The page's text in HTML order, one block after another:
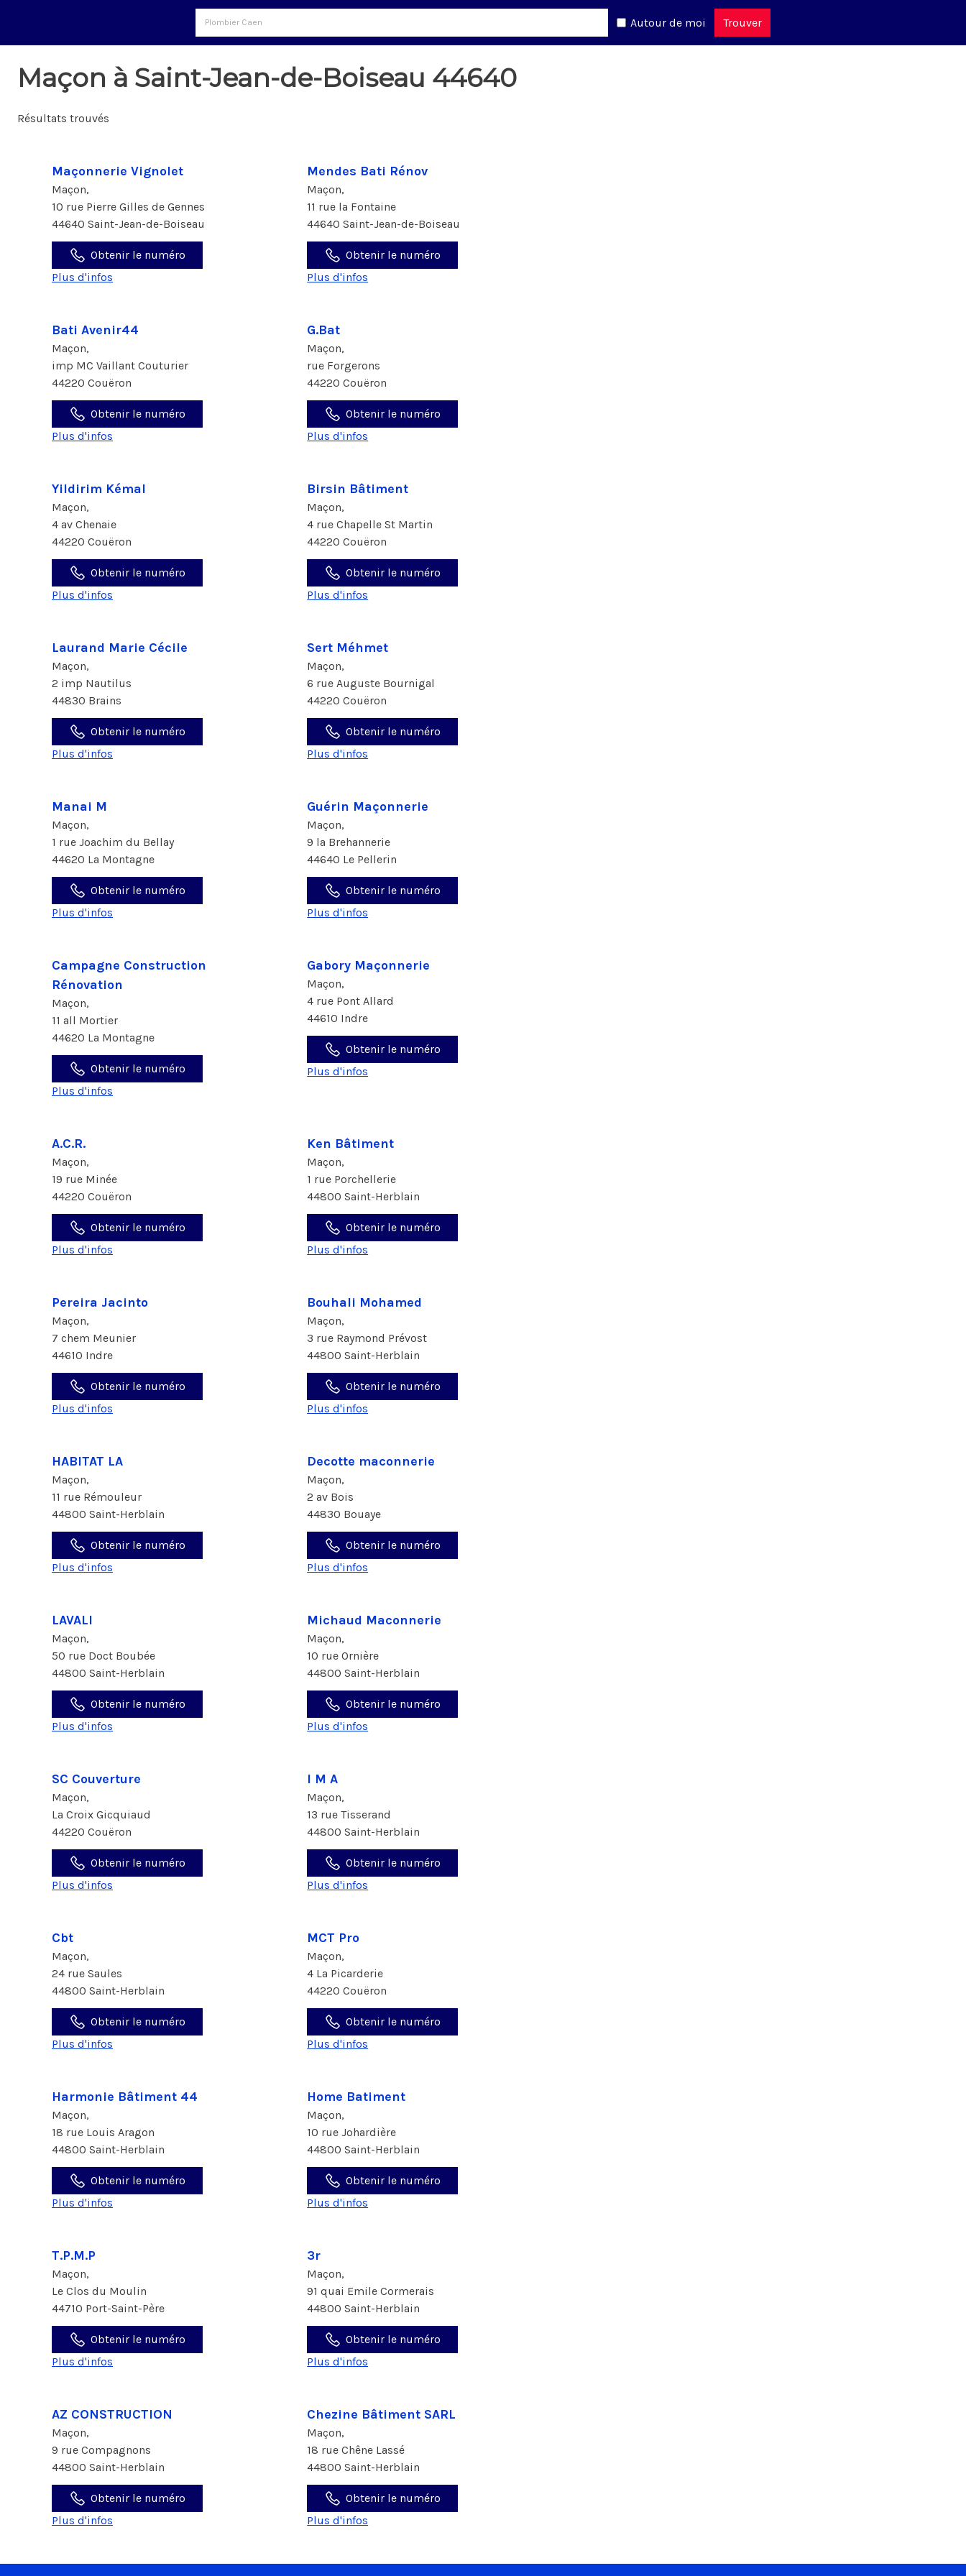
Autour de moi Trouver
Maçon à Saint-Jean-de-Boiseau 44640
Résultats trouvés
Maçonnerie Vignolet
Maçon,
10 rue Pierre Gilles de Gennes
44640 Saint-Jean-de-Boiseau
Obtenir le numéro
Plus d'infos
Mendes Bati Rénov
Maçon,
11 rue la Fontaine
44640 Saint-Jean-de-Boiseau
Obtenir le numéro
Plus d'infos
Bati Avenir44
Maçon,
imp MC Vaillant Couturier
44220 Couëron
Obtenir le numéro
Plus d'infos
G.Bat
Maçon,
rue Forgerons
44220 Couëron
Obtenir le numéro
Plus d'infos
Yildirim Kémal
Maçon,
4 av Chenaie
44220 Couëron
Obtenir le numéro
Plus d'infos
Birsin Bâtiment
Maçon,
4 rue Chapelle St Martin
44220 Couëron
Obtenir le numéro
Plus d'infos
Laurand Marie Cécile
Maçon,
2 imp Nautilus
44830 Brains
Obtenir le numéro
Plus d'infos
Sert Méhmet
Maçon,
6 rue Auguste Bournigal
44220 Couëron
Obtenir le numéro
Plus d'infos
Manai M
Maçon,
1 rue Joachim du Bellay
44620 La Montagne
Obtenir le numéro
Plus d'infos
Guérin Maçonnerie
Maçon,
9 la Brehannerie
44640 Le Pellerin
Obtenir le numéro
Plus d'infos
Campagne Construction
Rénovation
Maçon,
11 all Mortier
44620 La Montagne
Obtenir le numéro
Plus d'infos
Gabory Maçonnerie
Maçon,
4 rue Pont Allard
44610 Indre
Obtenir le numéro
Plus d'infos
A.C.R.
Maçon,
19 rue Minée
44220 Couëron
Obtenir le numéro
Plus d'infos
Ken Bâtiment
Maçon,
1 rue Porchellerie
44800 Saint-Herblain
Obtenir le numéro
Plus d'infos
Pereira Jacinto
Maçon,
7 chem Meunier
44610 Indre
Obtenir le numéro
Plus d'infos
Bouhali Mohamed
Maçon,
3 rue Raymond Prévost
44800 Saint-Herblain
Obtenir le numéro
Plus d'infos
HABITAT LA
Maçon,
11 rue Rémouleur
44800 Saint-Herblain
Obtenir le numéro
Plus d'infos
Decotte maconnerie
Maçon,
2 av Bois
44830 Bouaye
Obtenir le numéro
Plus d'infos
LAVALI
Maçon,
50 rue Doct Boubée
44800 Saint-Herblain
Obtenir le numéro
Plus d'infos
Michaud Maconnerie
Maçon,
10 rue Ornière
44800 Saint-Herblain
Obtenir le numéro
Plus d'infos
SC Couverture
Maçon,
La Croix Gicquiaud
44220 Couëron
Obtenir le numéro
Plus d'infos
I M A
Maçon,
13 rue Tisserand
44800 Saint-Herblain
Obtenir le numéro
Plus d'infos
Cbt
Maçon,
24 rue Saules
44800 Saint-Herblain
Obtenir le numéro
Plus d'infos
MCT Pro
Maçon,
4 La Picarderie
44220 Couëron
Obtenir le numéro
Plus d'infos
Harmonie Bâtiment 44
Maçon,
18 rue Louis Aragon
44800 Saint-Herblain
Obtenir le numéro
Plus d'infos
Home Batiment
Maçon,
10 rue Johardière
44800 Saint-Herblain
Obtenir le numéro
Plus d'infos
T.P.M.P
Maçon,
Le Clos du Moulin
44710 Port-Saint-Père
Obtenir le numéro
Plus d'infos
3r
Maçon,
91 quai Emile Cormerais
44800 Saint-Herblain
Obtenir le numéro
Plus d'infos
AZ CONSTRUCTION
Maçon,
9 rue Compagnons
44800 Saint-Herblain
Obtenir le numéro
Plus d'infos
Chezine Bâtiment SARL
Maçon,
18 rue Chêne Lassé
44800 Saint-Herblain
Obtenir le numéro
Plus d'infos